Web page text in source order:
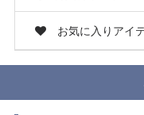
お気に入りアイ